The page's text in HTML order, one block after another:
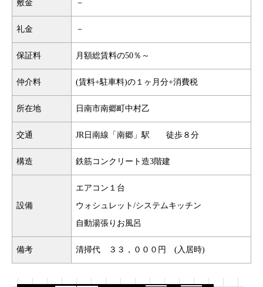
敷金 －
礼金 －
保証料 月額総賃料の50％～
仲介料 (賃料+駐車料)の１ヶ月分+消費税
所在地 日南市南郷町中村乙
交通 JR日南線「南郷」駅 徒歩８分
構造 鉄筋コンクリート造3階建
設備
エアコン１台
ウォシュレット/システムキッチン
自動湯張りお風呂
備考 清掃代 ３３，０００円 (入居時)